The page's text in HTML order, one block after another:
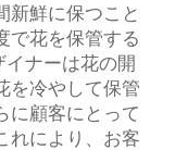
新鮮に保つこと
で花を保管する
ナーは花の開
を冷やして保管
に顧客にとって
れにより、お客